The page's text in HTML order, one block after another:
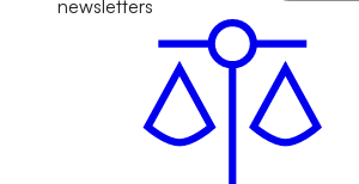
newsletters